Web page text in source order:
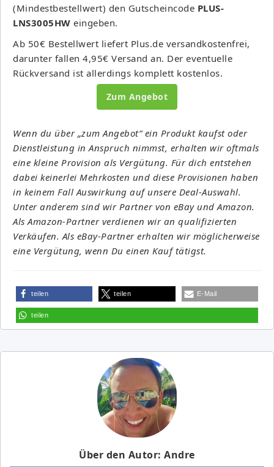
(Mindestbestellwert) den Gutscheincode PLUS-
LNS3005HW eingeben.
Ab 50€ Bestellwert liefert Plus.de versandkostenfrei,
darunter fallen 4,95€ Versand an. Der eventuelle
Rückversand ist allerdings komplett kostenlos.
Zum Angebot
Wenn du über „zum Angebot“ ein Produkt kaufst oder
Dienstleistung in Anspruch nimmst, erhalten wir oftmals
eine kleine Provision als Vergütung. Für dich entstehen
dabei keinerlei Mehrkosten und diese Provisionen haben
in keinem Fall Auswirkung auf unsere Deal-Auswahl.
Unter anderem sind wir Partner von eBay und Amazon.
Als Amazon-Partner verdienen wir an qualifizierten
Verkäufen. Als eBay-Partner erhalten wir möglicherweise
eine Vergütung, wenn Du einen Kauf tätigst.
teilen teilen E-Mail
teilen
Über den Autor: Andre